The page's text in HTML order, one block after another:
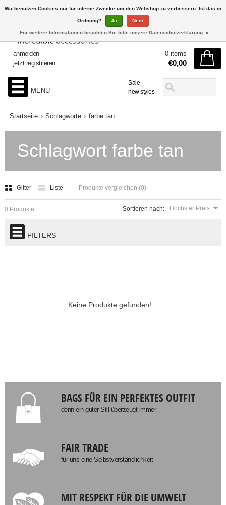
Sale
new styles
anmelden
jetzt registrieren
0 items
€0,00
MENU
Startseite Schlagworte farbe tan
Schlagwort farbe tan
Gitter Liste Produkte vergleichen (0)
Sortieren nach: Höchster Preis
0 Produkte
FILTERS
Keine Produkte gefunden!...
BAGS FÜR EIN PERFEKTES OUTFIT
denn ein guter Stil überzeugt immer
FAIR TRADE
für uns eine Selbstverständlichkeit
MIT RESPEKT FÜR DIE UMWELT
Wir benutzen Cookies nur für interne Zwecke um den Webshop zu verbessern. Ist das in
Ordnung? Ja Nein
Für weitere Informationen beachten Sie bitte unsere Datenschutzerklärung. »